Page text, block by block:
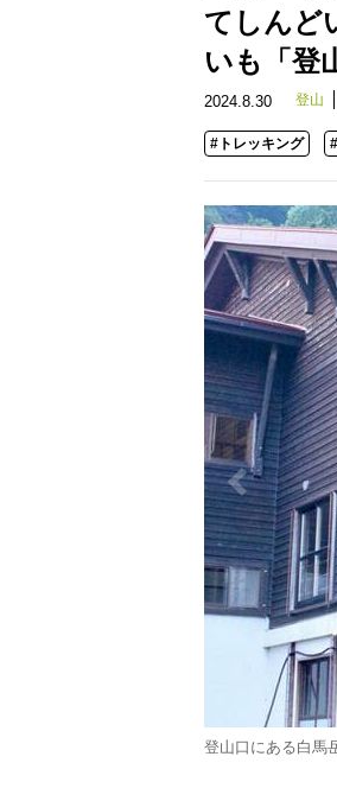
てしんど
いも「登
2024.8.30 登山
#トレッキング
登山口にある白馬